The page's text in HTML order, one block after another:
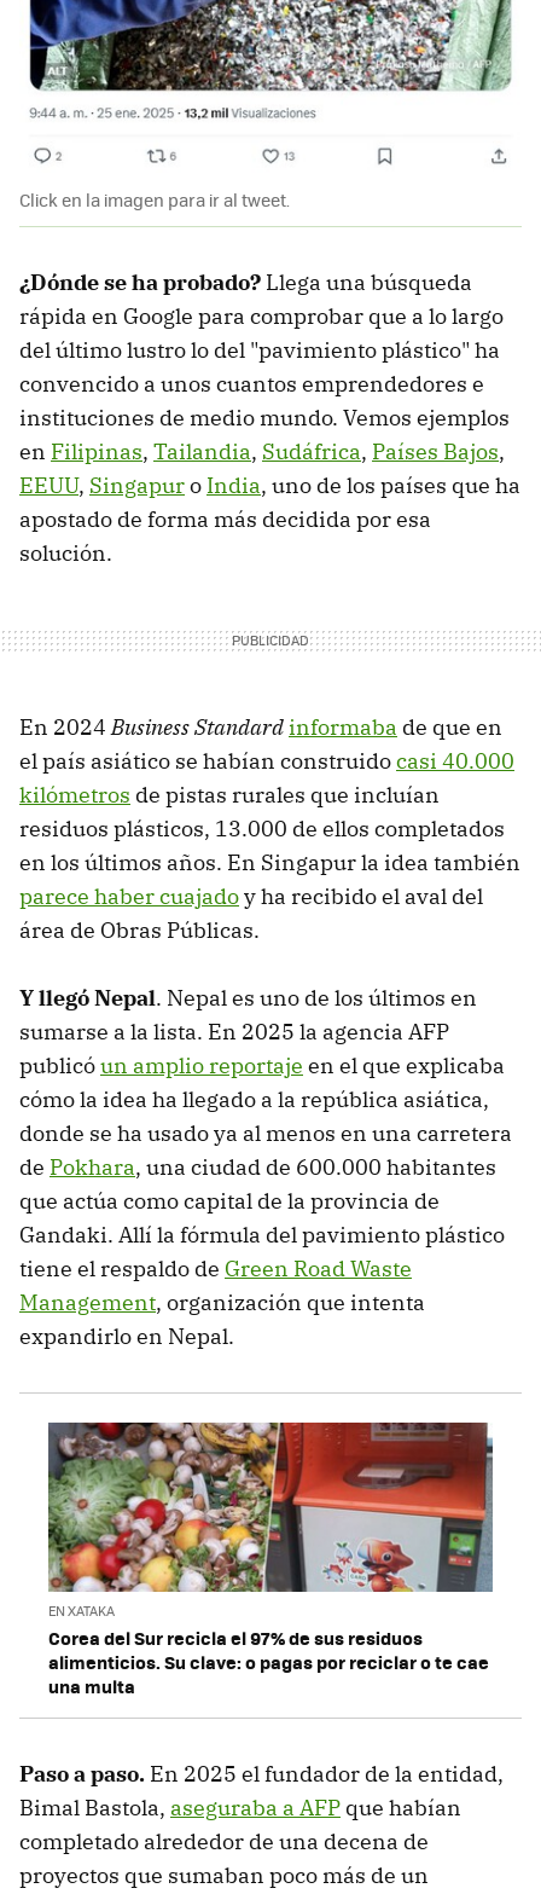
Click en la imagen para ir al tweet.
¿Dónde se ha probado? Llega una búsqueda
rápida en Google para comprobar que a lo largo
del último lustro lo del "pavimiento plástico" ha
convencido a unos cuantos emprendedores e
instituciones de medio mundo. Vemos ejemplos
en Filipinas, Tailandia, Sudáfrica, Países Bajos,
EEUU, Singapuro India, uno de los países que ha
apostado de forma más decidida por esa
solución.
En 2024Business Standardinformaba de que en
el país asiático se habían construidocasi 40.000
kilómetros de pistas rurales que incluían
residuos plásticos, 13.000 de ellos completados
en los últimos años. En Singapur la idea también
parece haber cuajadoy ha recibido el aval del
área de Obras Públicas.
Y llegó Nepal. Nepal es uno de los últimos en
sumarse a la lista. En 2025 la agencia AFP
publicóun amplio reportaje en el que explicaba
cómo la idea ha llegado a la república asiática,
donde se ha usado ya al menos en una carretera
de Pokhara, una ciudad de 600.000 habitantes
que actúa como capital de la provincia de
Gandaki. Allí la fórmula del pavimiento plástico
tiene el respaldo de Green Road Waste
Management, organización que intenta
expandirlo en Nepal.
EN XATAKA
Corea del Sur recicla el 97% de sus residuos
alimenticios. Su clave: o pagas por reciclar o te cae
una multa
Paso a paso. En 2025 el fundador de la entidad,
Bimal Bastola, aseguraba a AFP que habían
completado alrededor de una decena de
proyectos que sumaban poco más de un